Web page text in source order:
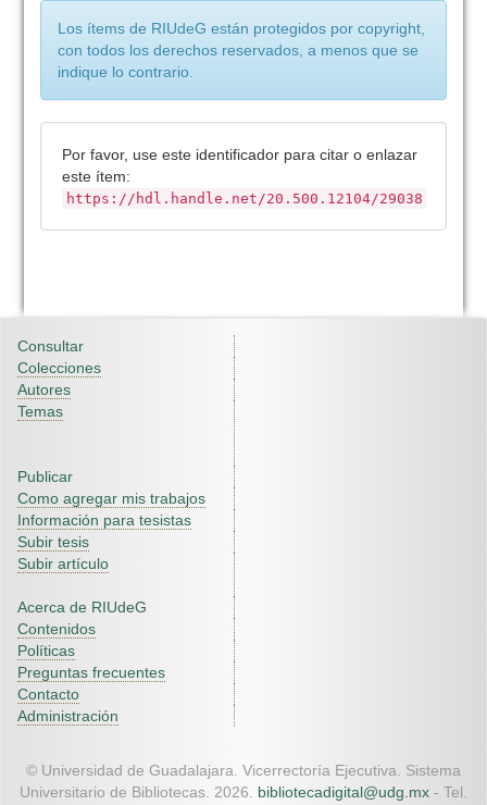
Los ítems de RIUdeG están protegidos por copyright,
con todos los derechos reservados, a menos que se
indique lo contrario.
Por favor, use este identificador para citar o enlazar
este ítem:
https://hdl.handle.net/20.500.12104/29038
Consultar
Colecciones
Autores
Temas
Publicar
Como agregar mis trabajos
Información para tesistas
Subir tesis
Subir artículo
Acerca de RIUdeG
Contenidos
Políticas
Preguntas frecuentes
Contacto
Administración
© Universidad de Guadalajara. Vicerrectoría Ejecutiva. Sistema
Universitario de Bibliotecas. 2026. bibliotecadigital@udg.mx - Tel.